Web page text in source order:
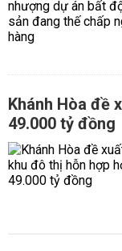
Khánh Hòa đề
49.000 tỷ đồng